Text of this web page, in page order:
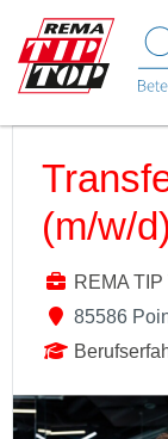
(m/w/d)
REMA
85586